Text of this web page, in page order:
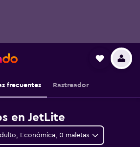
frecuentes Rastreador
en JetLite
Económica, 0 maletas